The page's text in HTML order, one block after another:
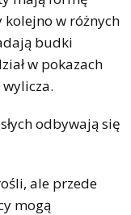
kolejno w różnych
budki
w pokazach
odbywają się
ale przede
mogą